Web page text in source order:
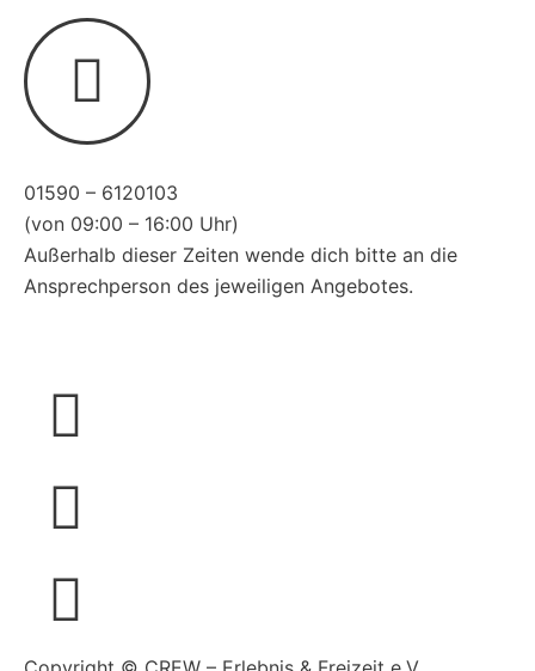
01590 – 6120103
(von 09:00 – 16:00 Uhr)
Außerhalb dieser Zeiten wende dich bitte an die
Ansprechperson des jeweiligen Angebotes.